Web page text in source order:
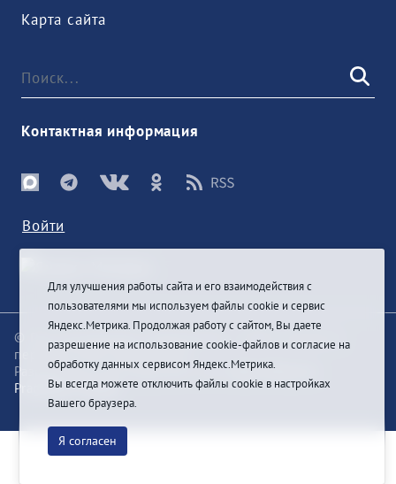
Карта сайта
Контактная информация
Войти
© При цитировании информации с сайта ссылка на
первоисточник обязательна
Разработка и техподдержка сайта Bars-Penza &
Pragmatic Studio
Для улучшения работы сайта и его взаимодействия с
пользователями мы используем файлы cookie и сервис
Яндекс.Метрика. Продолжая работу с сайтом, Вы даете
разрешение на использование cookie-файлов и согласие на
обработку данных сервисом Яндекс.Метрика.
Вы всегда можете отключить файлы cookie в настройках
Вашего браузера.
Я согласен